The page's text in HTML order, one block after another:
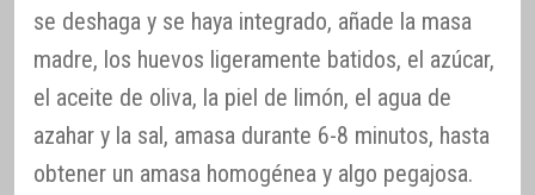
se deshaga y se haya integrado, añade la masa
madre, los huevos ligeramente batidos, el azúcar,
el aceite de oliva, la piel de limón, el agua de
azahar y la sal, amasa durante 6-8 minutos, hasta
obtener un amasa homogénea y algo pegajosa.